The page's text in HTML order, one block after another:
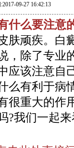
09-27 16:42:13
什么要注意
肤顽疾。白
，除了专业
应该注意自
么有利于病
很重大的作
?我们一起